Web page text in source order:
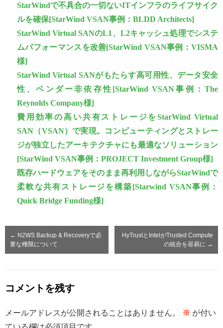
StarWindで不具合の一切ないITインフラのライフサイク
ルを確保[StarWind VSAN事例：BLDD Architects]
StarWind Virtual SANのL1、L2キャッシュ処理でシステ
ムパフォーマンスを改善[StarWind VSAN事例：VISMA
様]
StarWind Virtual SANがもたらす高可用性、データ安全
性、ベンダー非依存性[StarWind VSAN事例：The
Reynolds Company様]
費用効率の高い共有ストレージをStarWind Virtual
SAN（VSAN）で実現。コンピューティングとストレー
ジが独立したアーキテクチャにも最適なソリューション
[StarWind VSAN事例：PROJECT Investment Group様]
既存ハードウェアをそのまま再利用しながらStarWindで
柔軟な共有ストレージを構築[Starwind VSAN事例：
Quick Bridge Funding様]
← N2WS Backup & Recoveryで必
要な権限について
HyTrustとIntelがTrusted Compute
の統合を容易に →
コメントを残す
メールアドレスが公開されることはありません。 ※ が付い